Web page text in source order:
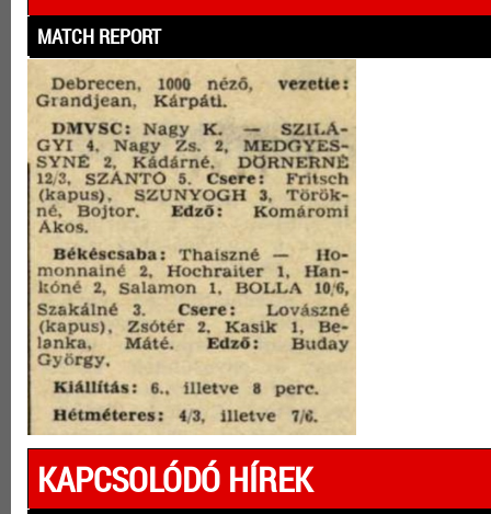
MATCH REPORT
KAPCSOLÓDÓ HÍREK